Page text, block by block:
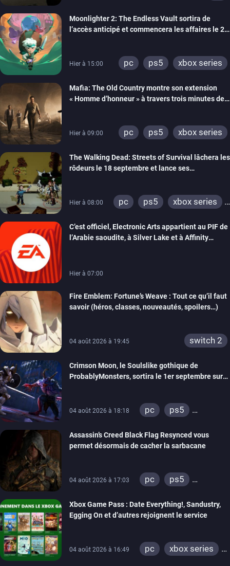
Moonlighter 2: The Endless Vault sortira de
l’accès anticipé et commencera les affaires le 2
Hier à 15:00 pc ps5 xbox series
Mafia: The Old Country montre son extension
« Homme d’honneur » à travers trois minutes de
Hier à 09:00 pc ps5 xbox series
The Walking Dead: Streets of Survival lâchera les
rôdeurs le 18 septembre et lance ses
Hier à 08:00 pc ps5
xbox series
C’est officiel, Electronic Arts appartient au PIF de
l’Arabie saoudite, à Silver Lake et à Affinity
Hier à 07:00
Fire Emblem: Fortune’s Weave : Tout ce qu’il faut
savoir (héros, classes, nouveautés, spoilers…)
04 août 2026 à 19:45 switch 2
Crimson Moon, le Soulslike gothique de
ProbablyMonsters, sortira le 1er septembre sur
04 août 2026 à 18:18 pc
ps5
Assassin’s Creed Black Flag Resynced vous
permet désormais de cacher la sarbacane
04 août 2026 à 17:03 pc
ps5
Xbox Game Pass : Date Everything!, Sandustry,
Egging On et d’autres rejoignent le service
04 août 2026 à 16:49 pc
xbox series